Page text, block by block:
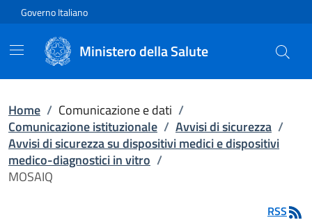
Vai direttamente al contenuto
Governo Italiano
Ministero della Salute
Home / Comunicazione e dati /
Comunicazione istituzionale / Avvisi di sicurezza /
Avvisi di sicurezza su dispositivi medici e dispositivi
medico-diagnostici in vitro /
MOSAIQ
RSS